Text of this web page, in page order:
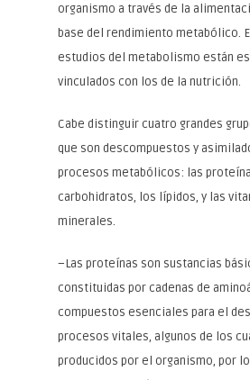
organismo a través de la
base del rendimiento metabólico.
estudios del metabolismo están
vinculados con los de la nutrición.
Cabe distinguir cuatro grandes
que son descompuestos y
procesos metabólicos: las
carbohidratos, los lípidos, y las
minerales.
–Las proteínas son sustancias
constituidas por cadenas de
compuestos esenciales para el
procesos vitales, algunos de los
producidos por el organismo, por lo